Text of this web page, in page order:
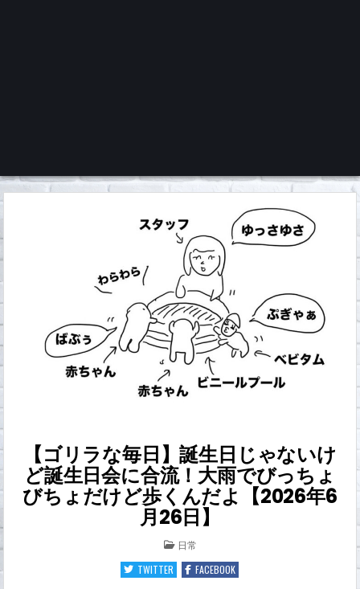
くろチャンネル
【ゴリラな毎日】誕生日じゃないけ
ど誕生日会に合流！大雨でびっちょ
びちょだけど歩くんだよ【2026年6
月26日】
POSTED
IN
日常
TWITTER
FACEBOOK